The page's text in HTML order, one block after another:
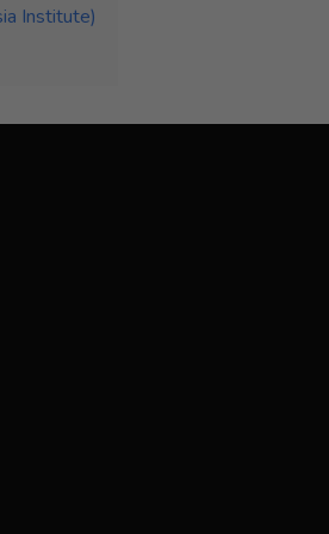
Institute)